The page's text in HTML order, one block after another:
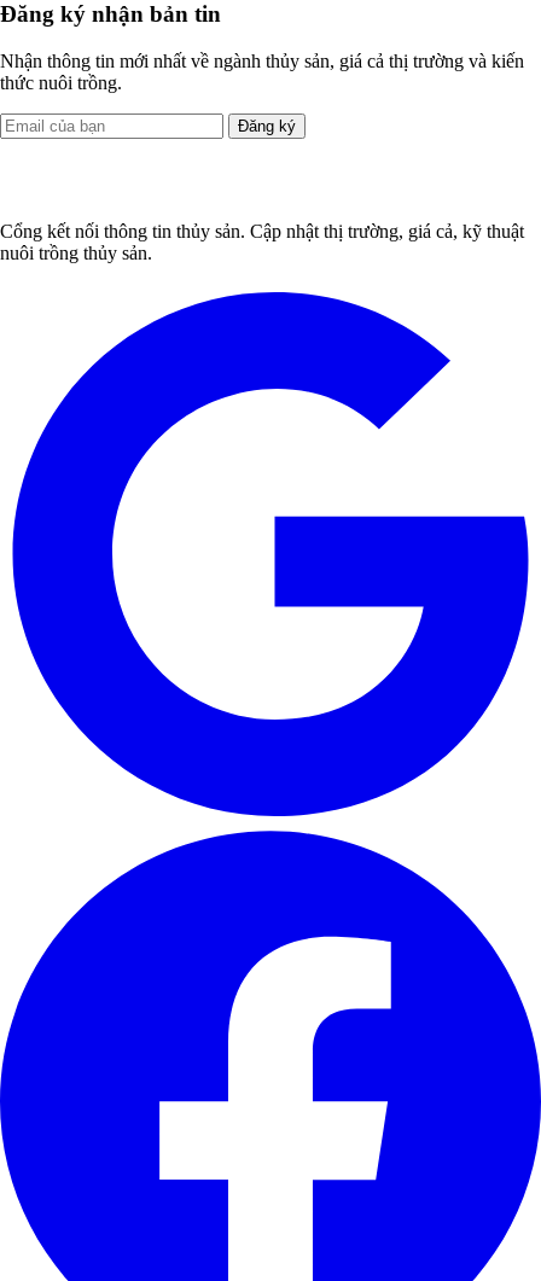
Đăng ký nhận bản tin
Nhận thông tin mới nhất về ngành thủy sản, giá cả thị trường và kiến
thức nuôi trồng.
Đăng ký
Cổng kết nối thông tin thủy sản. Cập nhật thị trường, giá cả, kỹ thuật
nuôi trồng thủy sản.